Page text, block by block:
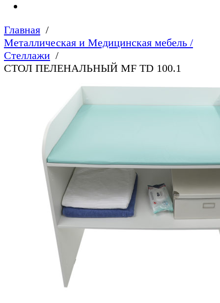
Главная
Металлическая и Медицинская мебель /
Стеллажи
СТОЛ ПЕЛЕНАЛЬНЫЙ МF TD 100.1